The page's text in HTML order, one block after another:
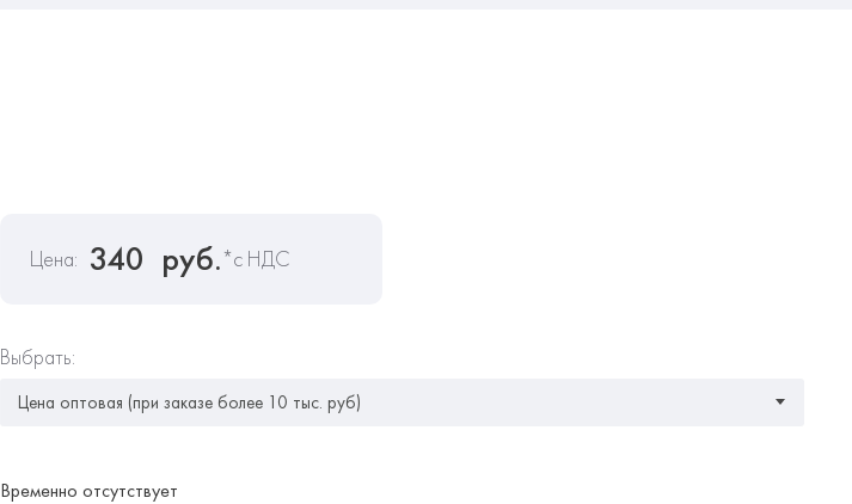
Цена: 340 руб.*с НДС
Выбрать:
Временно отсутствует